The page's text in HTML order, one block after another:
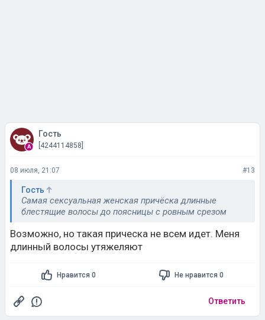
Гость
[4244114858]
08 июля, 21:07 #13
Гость
Самая сексуальная женская причёска длинные
блестящие волосы до поясницы с ровным срезом
Возможно, но такая прическа не всем идет. Меня
длинный волосы утяжеляют
Нравится 0 Не нравится 0
Ответить